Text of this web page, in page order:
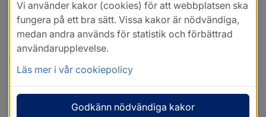
Vi använder kakor (cookies) för att webbplatsen ska
fungera på ett bra sätt. Vissa kakor är nödvändiga,
medan andra används för statistik och förbättrad
användarupplevelse.
Läs mer i vår cookiepolicy
Godkänn nödvändiga kakor